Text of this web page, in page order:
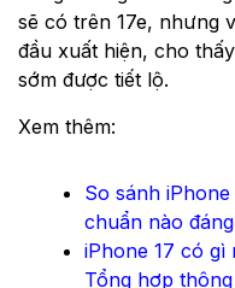
sẽ có trên 17e, nhưng
đầu xuất hiện, cho
sớm được tiết lộ.
Xem thêm:
So sánh
chuẩn nào
iPhone 17 có gì
Tổng hợp